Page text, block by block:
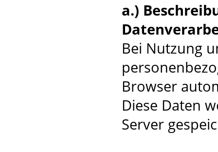
a.)
Bei Nutzung
Browser
Diese Daten
Server